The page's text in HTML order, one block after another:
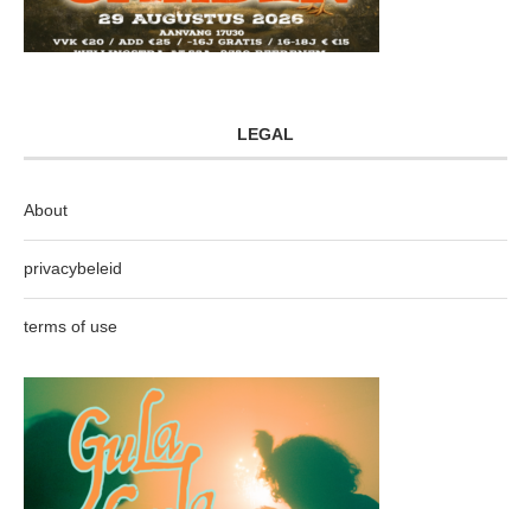
LEGAL
About
privacybeleid
terms of use